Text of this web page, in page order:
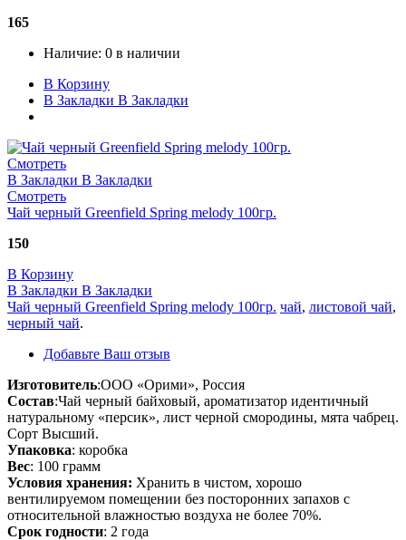
165
Наличие: 0 в наличии
В Корзину
В Закладки В Закладки
Смотреть
В Закладки В Закладки
Смотреть
Чай черный Greenfield Spring melody 100гр.
150
В Корзину
В Закладки В Закладки
Чай черный Greenfield Spring melody 100гр. чай, листовой чай,
черный чай.
Добавьте Ваш отзыв
Изготовитель:ООО «Орими», Россия
Состав:Чай черный байховый, ароматизатор идентичный
натуральному «персик», лист черной смородины, мята чабрец.
Сорт Высший.
Упаковка: коробка
Вес: 100 грамм
Условия хранения: Хранить в чистом, хорошо
вентилируемом помещении без посторонних запахов с
относительной влажностью воздуха не более 70%.
Срок годности: 2 года